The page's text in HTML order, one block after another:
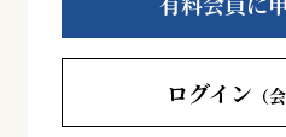
ログイン （